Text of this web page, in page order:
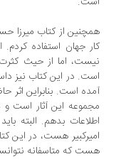
از کتاب میرزا حسن خان
جهان استفاده کردم. البته
اما از حیث کثرت
در این کتاب نیز داستان‌ها
است. بنابراین اثر حاضر
این آثار است و در
بدهم. البته باید
هست، در این کتاب
که متاسفانه نتوانستم به